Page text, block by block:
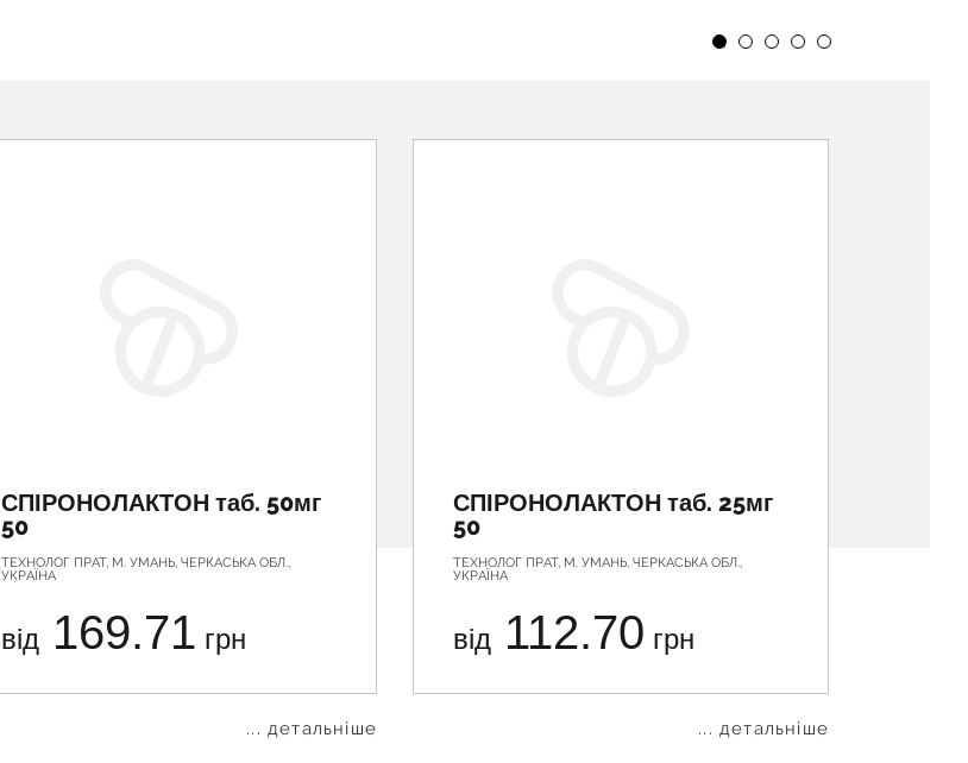
СПІРОНОЛАКТОН таб. 50мг
50
ТЕХНОЛОГ ПРАТ, М. УМАНЬ, ЧЕРКАСЬКА ОБЛ.,
УКРАЇНА
від 169.71 грн
... детальніше
СПІРОНОЛАКТОН таб. 25мг
50
ТЕХНОЛОГ ПРАТ, М. УМАНЬ, ЧЕРКАСЬКА ОБЛ.,
УКРАЇНА
від 112.70 грн
... детальніше